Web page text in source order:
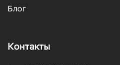
Блог
Контакты